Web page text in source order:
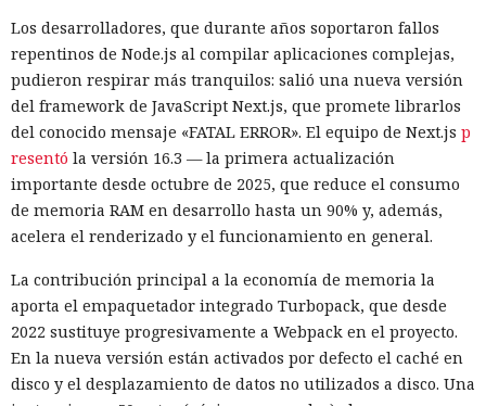
Los desarrolladores, que durante años soportaron fallos
repentinos de Node.js al compilar aplicaciones complejas,
pudieron respirar más tranquilos: salió una nueva versión
del framework de JavaScript Next.js, que promete librarlos
del conocido mensaje «FATAL ERROR». El equipo de Next.js p
resentó la versión 16.3 — la primera actualización
importante desde octubre de 2025, que reduce el consumo
de memoria RAM en desarrollo hasta un 90% y, además,
acelera el renderizado y el funcionamiento en general.
La contribución principal a la economía de memoria la
aporta el empaquetador integrado Turbopack, que desde
2022 sustituye progresivamente a Webpack en el proyecto.
En la nueva versión están activados por defecto el caché en
disco y el desplazamiento de datos no utilizados a disco. Una